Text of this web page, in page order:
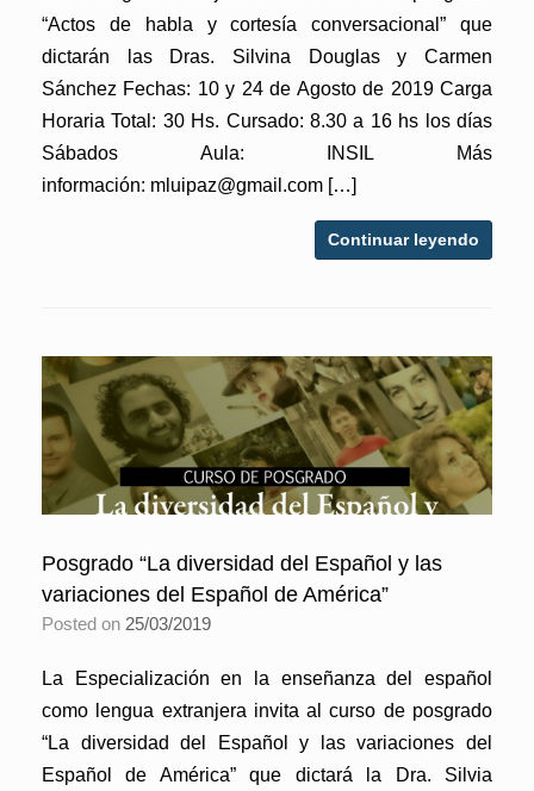
“Actos de habla y cortesía conversacional” que
dictarán las Dras. Silvina Douglas y Carmen
Sánchez Fechas: 10 y 24 de Agosto de 2019 Carga
Horaria Total: 30 Hs. Cursado: 8.30 a 16 hs los días
Sábados Aula: INSIL Más
información: mluipaz@gmail.com […]
Continuar leyendo
Posgrado “La diversidad del Español y las
variaciones del Español de América”
Posted on 25/03/2019
La Especialización en la enseñanza del español
como lengua extranjera invita al curso de posgrado
“La diversidad del Español y las variaciones del
Español de América” que dictará la Dra. Silvia